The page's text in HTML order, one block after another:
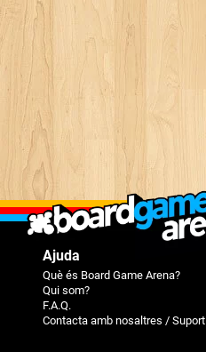
Ajuda
Què és Board Game Arena?
Qui som?
F.A.Q.
Contacta amb nosaltres / Suport